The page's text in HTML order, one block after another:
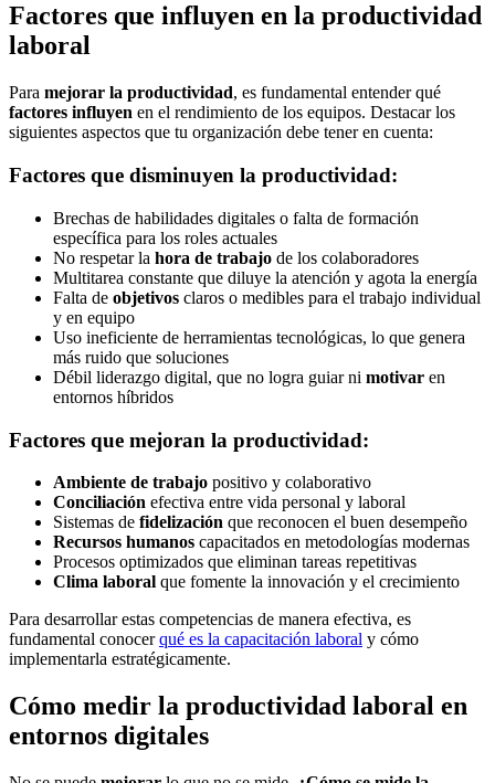
Factores que influyen en la productividad
laboral
Para mejorar la productividad, es fundamental entender qué
factores influyen en el rendimiento de los equipos. Destacar los
siguientes aspectos que tu organización debe tener en cuenta:
Factores que disminuyen la productividad:
Brechas de habilidades digitales o falta de formación
específica para los roles actuales
No respetar la hora de trabajo de los colaboradores
Multitarea constante que diluye la atención y agota la energía
Falta de objetivos claros o medibles para el trabajo individual
y en equipo
Uso ineficiente de herramientas tecnológicas, lo que genera
más ruido que soluciones
Débil liderazgo digital, que no logra guiar ni motivar en
entornos híbridos
Factores que mejoran la productividad:
Ambiente de trabajo positivo y colaborativo
Conciliación efectiva entre vida personal y laboral
Sistemas de fidelización que reconocen el buen desempeño
Recursos humanos capacitados en metodologías modernas
Procesos optimizados que eliminan tareas repetitivas
Clima laboral que fomente la innovación y el crecimiento
Para desarrollar estas competencias de manera efectiva, es
fundamental conocerqué es la capacitación laboral y cómo
implementarla estratégicamente.
Cómo medir la productividad laboral en
entornos digitales